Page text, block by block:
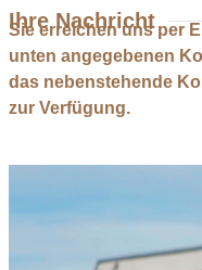
Ihre Nachricht
Sie erreichen uns per
unten angegebenen
das nebenstehende
zur Verfügung.